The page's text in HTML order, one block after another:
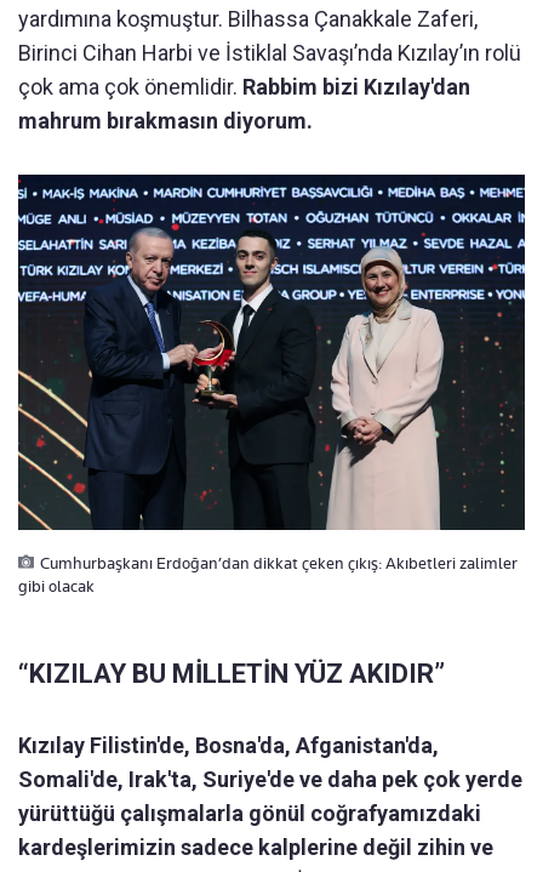
yardımına koşmuştur. Bilhassa Çanakkale Zaferi,
Birinci Cihan Harbi ve İstiklal Savaşı’nda Kızılay’ın rolü
çok ama çok önemlidir. Rabbim bizi Kızılay'dan
mahrum bırakmasın diyorum.
Cumhurbaşkanı Erdoğan’dan dikkat çeken çıkış: Akıbetleri zalimler
gibi olacak
“KIZILAY BU MİLLETİN YÜZ AKIDIR”
Kızılay Filistin'de, Bosna'da, Afganistan'da,
Somali'de, Irak'ta, Suriye'de ve daha pek çok yerde
yürüttüğü çalışmalarla gönül coğrafyamızdaki
kardeşlerimizin sadece kalplerine değil zihin ve